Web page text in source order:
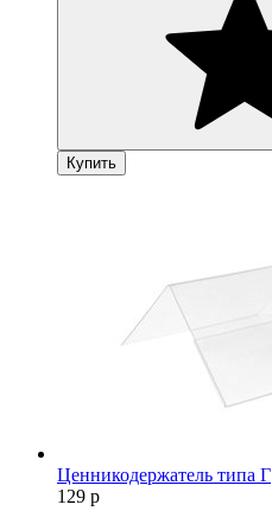
Купить
Ценникодержатель типа Г
129 р